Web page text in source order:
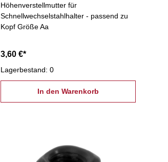
Höhenverstellmutter für
Schnellwechselstahlhalter - passend zu
Kopf Größe Aa
3,60 €*
Lagerbestand: 0
In den Warenkorb